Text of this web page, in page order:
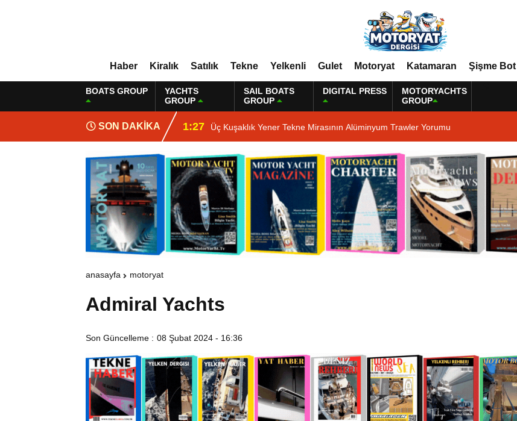
Haber Kiralık Satılık Tekne Yelkenli Gulet Motoryat Katamaran Şişme Bot
BOATS GROUP
YACHTS
GROUP
SAIL BOATS
GROUP
DIGITAL PRESS
MOTORYACHTS
GROUP
SON DAKİKA 1:27 Üç Kuşaklık Yener Tekne Mirasının Alüminyum Trawler Yorumu
anasayfa motoryat
Admiral Yachts
Son Güncelleme : 08 Şubat 2024 - 16:36